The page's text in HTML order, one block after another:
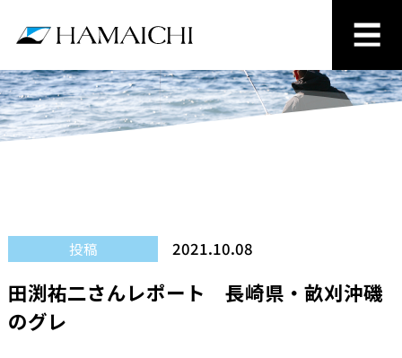
投稿 2021.10.08
田渕祐二さんレポート 長崎県・畝刈沖磯
のグレ